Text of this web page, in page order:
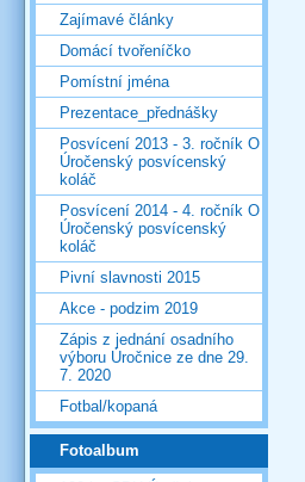
Zajímavé články
Domácí tvořeníčko
Pomístní jména
Prezentace_přednášky
Posvícení 2013 - 3. ročník O
Úročenský posvícenský
koláč
Posvícení 2014 - 4. ročník O
Úročenský posvícenský
koláč
Pivní slavnosti 2015
Akce - podzim 2019
Zápis z jednání osadního
výboru Úročnice ze dne 29.
7. 2020
Fotbal/kopaná
Fotoalbum